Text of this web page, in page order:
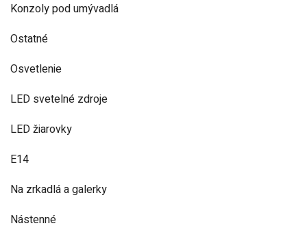
Konzoly pod umývadlá
Ostatné
Osvetlenie
LED svetelné zdroje
LED žiarovky
E14
Na zrkadlá a galerky
Nástenné